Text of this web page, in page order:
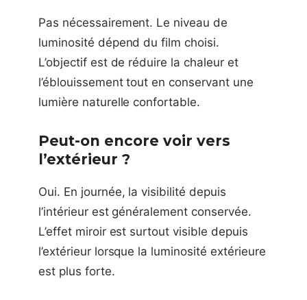
Pas nécessairement. Le niveau de
luminosité dépend du film choisi.
L’objectif est de réduire la chaleur et
l’éblouissement tout en conservant une
lumière naturelle confortable.
Peut-on encore voir vers
l’extérieur ?
Oui. En journée, la visibilité depuis
l’intérieur est généralement conservée.
L’effet miroir est surtout visible depuis
l’extérieur lorsque la luminosité extérieure
est plus forte.